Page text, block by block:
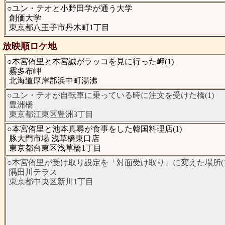
○ユン・テオと小野田学が通う大学
創価大学
東京都八王子市丹木町1丁目
放映順ロケ地
○本宮侑里と本宮誠がラッコを見に行った岬(1)
霧多布岬
北海道厚岸郡浜中町湯沸
○ユン・テオが自転車に乗っている時に注文を受けた橋(1)
豊洲橋
東京都江東区豊洲3丁目
○本宮侑里と池本真尋が食事をした韓国料理店(1)
豚大門市場 浅草橋東口店
東京都台東区浅草橋1丁目
○本宮侑里が受け取り設定を「対面受け取り」に変えた場所
隅田川テラス
東京都中央区新川1丁目